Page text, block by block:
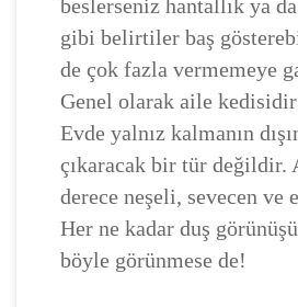
beslerseniz hantallık ya
gibi belirtiler baş
de çok fazla vermemeye
Genel olarak aile
Evde yalnız kalmanın
çıkaracak bir tür değildir.
derece neşeli, sevecen ve
Her ne kadar duş
böyle görünmese de!